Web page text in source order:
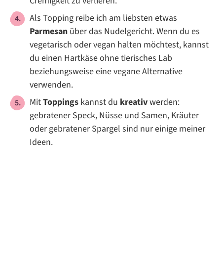
Als Topping reibe ich am liebsten etwas
Parmesan über das Nudelgericht. Wenn du es
vegetarisch oder vegan halten möchtest, kannst
du einen Hartkäse ohne tierisches Lab
beziehungsweise eine vegane Alternative
verwenden.
MitToppings kannst du kreativwerden:
gebratener Speck, Nüsse und Samen, Kräuter
oder gebratener Spargel sind nur einige meiner
Ideen.